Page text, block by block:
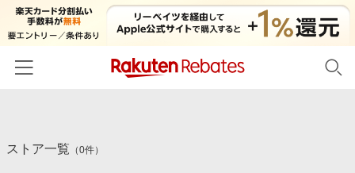
カテゴリー一覧
ストア一覧 （0件）